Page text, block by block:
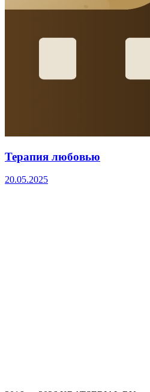
Терапия любовью
20.05.2025